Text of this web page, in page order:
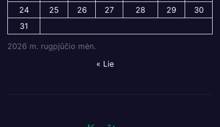
2026 m. rugpjūčio mėn.
24
25 26 27 28 29
30
31
« Lie